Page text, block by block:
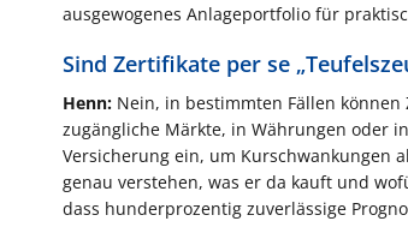
ausgewogenes Anlageportfolio für
Sind Zertifikate per se
Henn: Nein, in bestimmten Fällen
zugängliche Märkte, in Währungen oder
Versicherung ein, um Kurschwankungen
genau verstehen, was er da kauft und
dass hunderprozentig zuverlässige